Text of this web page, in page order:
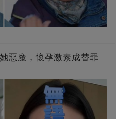
惡魔，懷孕激素成替罪